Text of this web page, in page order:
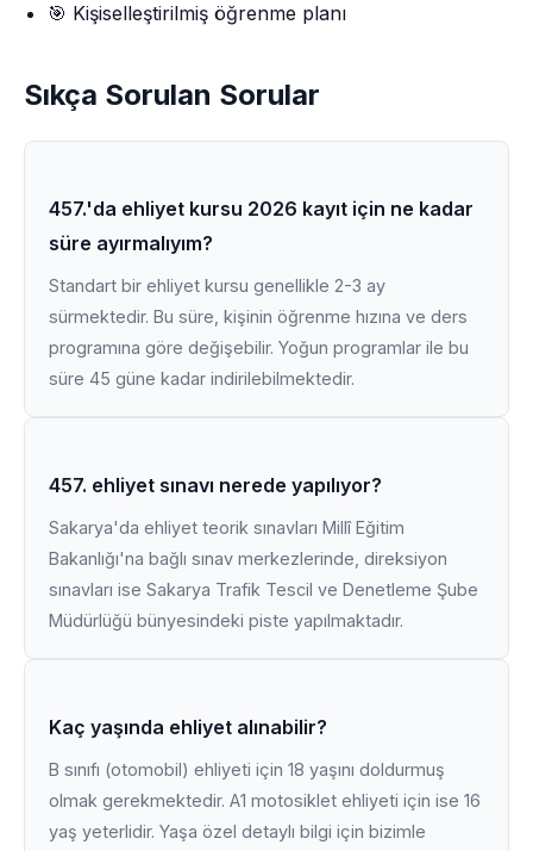
🎯 Kişiselleştirilmiş öğrenme planı
Sıkça Sorulan Sorular
457.'da ehliyet kursu 2026 kayıt için ne kadar
süre ayırmalıyım?
Standart bir ehliyet kursu genellikle 2-3 ay
sürmektedir. Bu süre, kişinin öğrenme hızına ve ders
programına göre değişebilir. Yoğun programlar ile bu
süre 45 güne kadar indirilebilmektedir.
457. ehliyet sınavı nerede yapılıyor?
Sakarya'da ehliyet teorik sınavları Millî Eğitim
Bakanlığı'na bağlı sınav merkezlerinde, direksiyon
sınavları ise Sakarya Trafik Tescil ve Denetleme Şube
Müdürlüğü bünyesindeki piste yapılmaktadır.
Kaç yaşında ehliyet alınabilir?
B sınıfı (otomobil) ehliyeti için 18 yaşını doldurmuş
olmak gerekmektedir. A1 motosiklet ehliyeti için ise 16
yaş yeterlidir. Yaşa özel detaylı bilgi için bizimle